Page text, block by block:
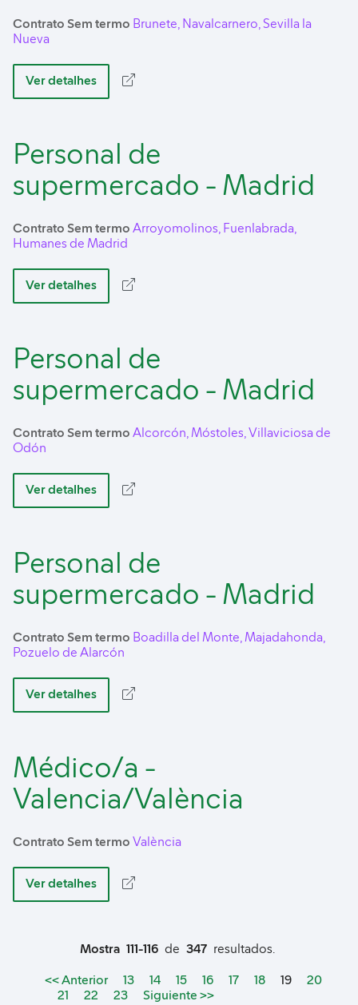
Contrato Sem termo Brunete, Navalcarnero, Sevilla la
Nueva
Ver detalhes
Personal de
supermercado - Madrid
Contrato Sem termo Arroyomolinos, Fuenlabrada,
Humanes de Madrid
Ver detalhes
Personal de
supermercado - Madrid
Contrato Sem termo Alcorcón, Móstoles, Villaviciosa de
Odón
Ver detalhes
Personal de
supermercado - Madrid
Contrato Sem termo Boadilla del Monte, Majadahonda,
Pozuelo de Alarcón
Ver detalhes
Médico/a -
Valencia/València
Contrato Sem termo València
Ver detalhes
Mostra 111-116 de 347 resultados.
<< Anterior 13 14 15 16 17 18 Page
19
20
21
22 23 Siguiente >>